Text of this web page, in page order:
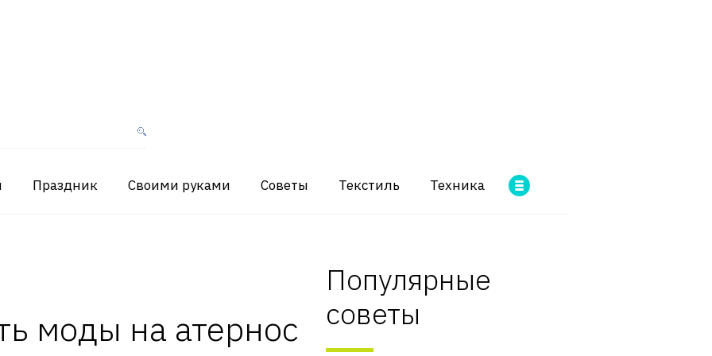
Праздник Своими руками Советы Текстиль Техника
моды на атернос
Популярные
советы